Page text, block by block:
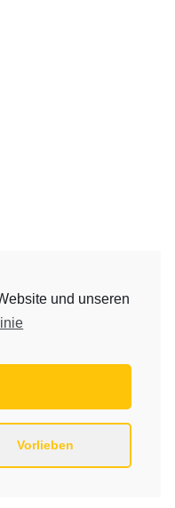
und unseren
Vorlieben